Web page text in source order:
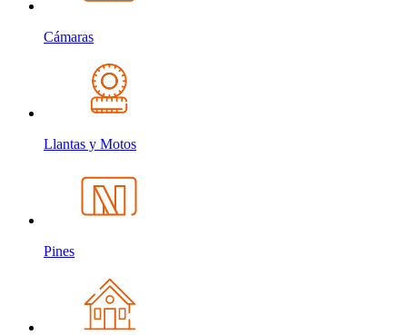
Cámaras
Llantas y Motos
Pines